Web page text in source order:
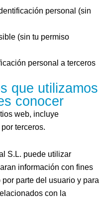
personal (sin
(sin tu permiso
personal a terceros
que utilizamos
conocer
web, incluye
terceros.
S.L. puede utilizar
información con fines
parte del usuario y para
con la